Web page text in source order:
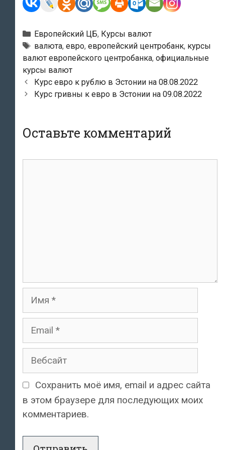
Рубрики
Европейский ЦБ, Курсы валют
Тэги
валюта, евро, европейский центробанк, курсы
валют европейского центробанка, официальные
курсы валют
Навигация
по
Курс евро к рублю в Эстонии на 08.08.2022
Курс гривны к евро в Эстонии на 09.08.2022
Оставьте комментарий
Имя
Email
Вебсайт
Сохранить моё имя, email и адрес сайта
в этом браузере для последующих моих
комментариев.